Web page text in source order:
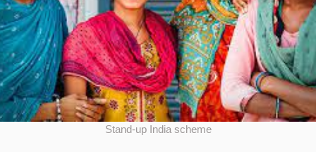
Stand-up India scheme